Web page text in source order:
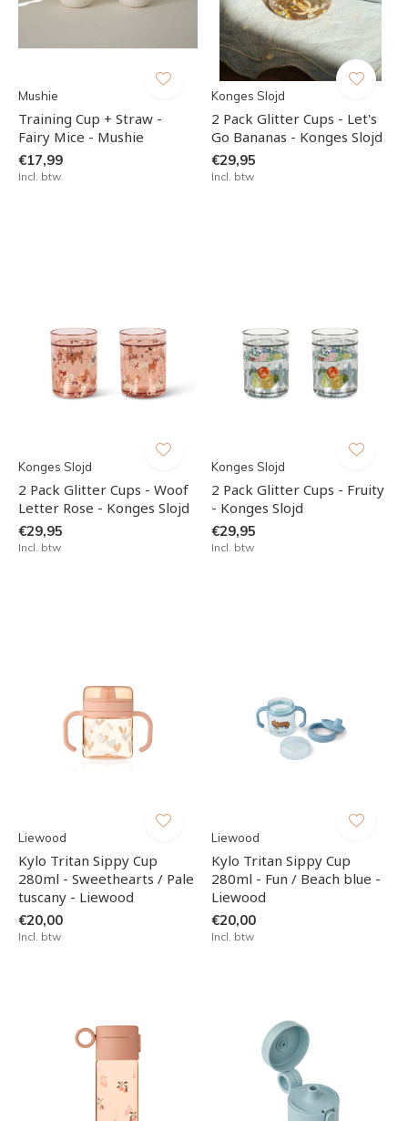
Mushie
Training Cup + Straw -
Fairy Mice - Mushie
€17,99
Incl. btw
Konges Slojd
2 Pack Glitter Cups - Let's
Go Bananas - Konges Slojd
€29,95
Incl. btw
Konges Slojd
2 Pack Glitter Cups - Woof
Letter Rose - Konges Slojd
€29,95
Incl. btw
Konges Slojd
2 Pack Glitter Cups - Fruity
- Konges Slojd
€29,95
Incl. btw
Liewood
Kylo Tritan Sippy Cup
280ml - Sweethearts / Pale
tuscany - Liewood
€20,00
Incl. btw
Liewood
Kylo Tritan Sippy Cup
280ml - Fun / Beach blue -
Liewood
€20,00
Incl. btw